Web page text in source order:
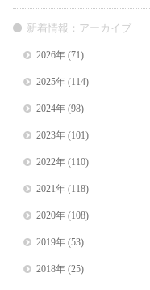
新着情報：アーカイブ
2026年(71)
2025年(114)
2024年(98)
2023年(101)
2022年(110)
2021年(118)
2020年(108)
2019年(53)
2018年(25)